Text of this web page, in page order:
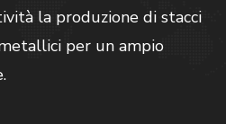
la produzione di stacci
per un ampio